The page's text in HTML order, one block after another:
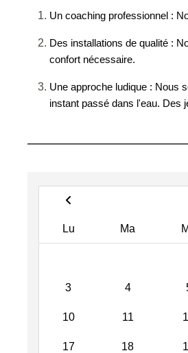
Un coaching professionnel :
Des installations de qualité :
confort nécessaire.
Une approche ludique : Nous
instant passé dans l'eau. Des
Lu Ma
3 4
10 11
17 18